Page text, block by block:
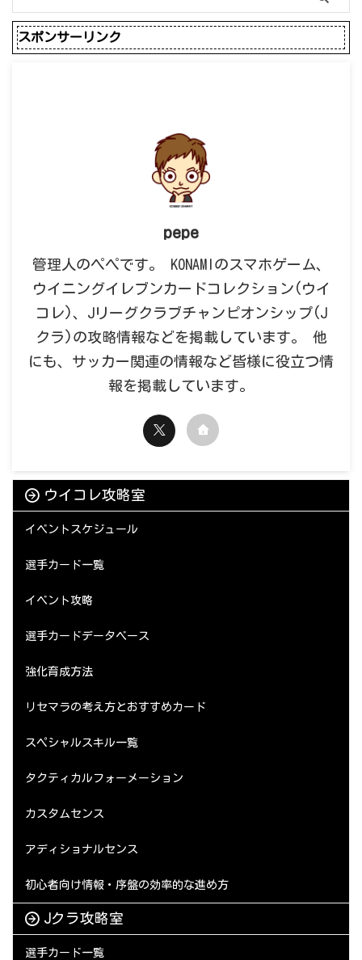
スポンサーリンク
pepe
管理人のペペです。 KONAMIのスマホゲーム、
ウイニングイレブンカードコレクション(ウイ
コレ)、Jリーグクラブチャンピオンシップ(J
クラ)の攻略情報などを掲載しています。 他
にも、サッカー関連の情報など皆様に役立つ情
報を掲載しています。
ウイコレ攻略室
イベントスケジュール
選手カード一覧
イベント攻略
選手カードデータベース
強化育成方法
リセマラの考え方とおすすめカード
スペシャルスキル一覧
タクティカルフォーメーション
カスタムセンス
アディショナルセンス
初心者向け情報・序盤の効率的な進め方
Jクラ攻略室
選手カード一覧